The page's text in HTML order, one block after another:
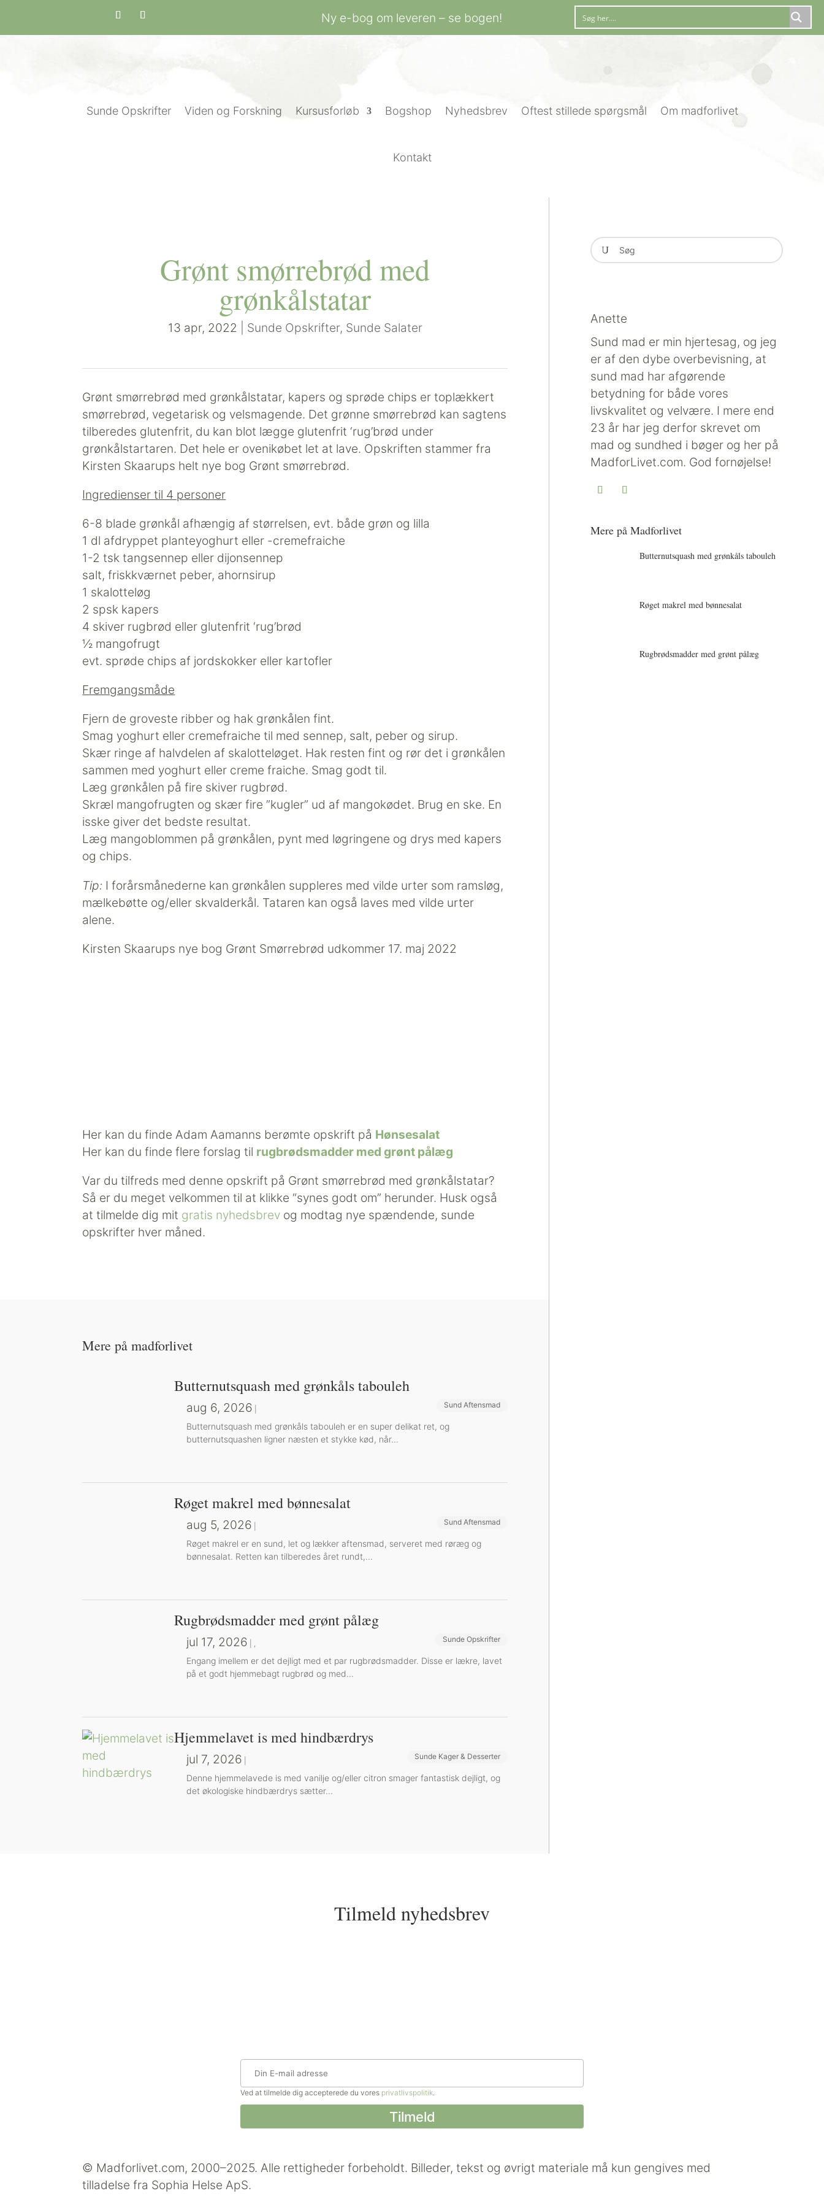
Ny e-bog om leveren – se bogen!
Sunde Opskrifter Viden og Forskning Kursusforløb Bogshop Nyhedsbrev Oftest stillede spørgsmål Om madforlivet
Kontakt
Grønt smørrebrød med
grønkålstatar
13 apr, 2022 Sunde Opskrifter, Sunde Salater
Grønt smørrebrød med grønkålstatar, kapers og sprøde chips er toplækkert
smørrebrød, vegetarisk og velsmagende. Det grønne smørrebrød kan sagtens
tilberedes glutenfrit, du kan blot lægge glutenfrit ‘rug’brød under
grønkålstartaren. Det hele er ovenikøbet let at lave. Opskriften stammer fra
Kirsten Skaarups helt nye bog Grønt smørrebrød.
Ingredienser til 4 personer
6-8 blade grønkål afhængig af størrelsen, evt. både grøn og lilla
1 dl afdryppet planteyoghurt eller -cremefraiche
1-2 tsk tangsennep eller dijonsennep
salt, friskkværnet peber, ahornsirup
1 skalotteløg
2 spsk kapers
4 skiver rugbrød eller glutenfrit ‘rug’brød
½ mangofrugt
evt. sprøde chips af jordskokker eller kartofler
Fremgangsmåde
Fjern de groveste ribber og hak grønkålen fint.
Smag yoghurt eller cremefraiche til med sennep, salt, peber og sirup.
Skær ringe af halvdelen af skalotteløget. Hak resten fint og rør det i grønkålen
sammen med yoghurt eller creme fraiche. Smag godt til.
Læg grønkålen på fire skiver rugbrød.
Skræl mangofrugten og skær fire ”kugler” ud af mangokødet. Brug en ske. En
isske giver det bedste resultat.
Læg mangoblommen på grønkålen, pynt med løgringene og drys med kapers
og chips.
Tip: I forårsmånederne kan grønkålen suppleres med vilde urter som ramsløg,
mælkebøtte og/eller skvalderkål. Tataren kan også laves med vilde urter
alene.
Kirsten Skaarups nye bog Grønt Smørrebrød udkommer 17. maj 2022
Her kan du finde Adam Aamanns berømte opskrift på Hønsesalat
Her kan du finde flere forslag til rugbrødsmadder med grønt pålæg
Var du tilfreds med denne opskrift på Grønt smørrebrød med grønkålstatar?
Så er du meget velkommen til at klikke “synes godt om” herunder. Husk også
at tilmelde dig mit gratis nyhedsbrev og modtag nye spændende, sunde
opskrifter hver måned.
Anette
Sund mad er min hjertesag, og jeg
er af den dybe overbevisning, at
sund mad har afgørende
betydning for både vores
livskvalitet og velvære. I mere end
23 år har jeg derfor skrevet om
mad og sundhed i bøger og her på
MadforLivet.com. God fornøjelse!
Mere på Madforlivet
Butternutsquash med grønkåls tabouleh
Røget makrel med bønnesalat
Rugbrødsmadder med grønt pålæg
Mere på madforlivet
Butternutsquash med grønkåls tabouleh
aug 6, 2026 Sund Aftensmad
Butternutsquash med grønkåls tabouleh er en super delikat ret, og
butternutsquashen ligner næsten et stykke kød, når...
Røget makrel med bønnesalat
aug 5, 2026 Sund Aftensmad
Røget makrel er en sund, let og lækker aftensmad, serveret med røræg og
bønnesalat. Retten kan tilberedes året rundt,...
Rugbrødsmadder med grønt pålæg
jul 17, 2026 Sund Aftensmad
, Sunde Opskrifter
Engang imellem er det dejligt med et par rugbrødsmadder. Disse er lækre, lavet
på et godt hjemmebagt rugbrød og med...
Hjemmelavet is med hindbærdrys
jul 7, 2026 Sunde Kager & Desserter
Denne hjemmelavede is med vanilje og/eller citron smager fantastisk dejligt, og
det økologiske hindbærdrys sætter...
Tilmeld nyhedsbrev
Ved at tilmelde dig accepterede du vores privatlivspolitik
© Madforlivet.com, 2000–2025. Alle rettigheder forbeholdt. Billeder, tekst og øvrigt materiale må kun gengives med
tilladelse fra Sophia Helse ApS.